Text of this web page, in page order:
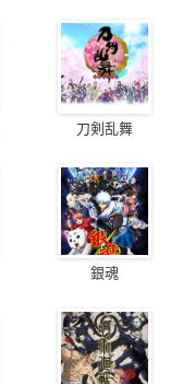
刀剣乱舞
銀魂